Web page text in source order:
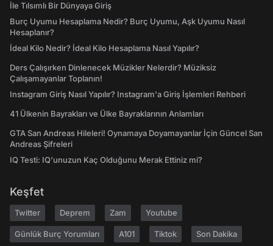
İle Tılsımlı Bir Dünyaya Giriş
Burç Uyumu Hesaplama Nedir? Burç Uyumu, Aşk Uyumu Nasıl
Hesaplanır?
İdeal Kilo Nedir? İdeal Kilo Hesaplama Nasıl Yapılır?
Ders Çalışırken Dinlenecek Müzikler Nelerdir? Müziksiz
Çalışamayanlar Toplanın!
Instagram Giriş Nasıl Yapılır? Instagram'a Giriş İşlemleri Rehberi
41 Ülkenin Bayrakları ve Ülke Bayraklarının Anlamları
GTA San Andreas Hileleri! Oynamaya Doyamayanlar İçin Güncel San
Andreas Şifreleri
IQ Testi: IQ'unuzun Kaç Olduğunu Merak Ettiniz mi?
Keşfet
Twitter Deprem Zam Youtube
Günlük Burç Yorumları A101 Tiktok Son Dakika